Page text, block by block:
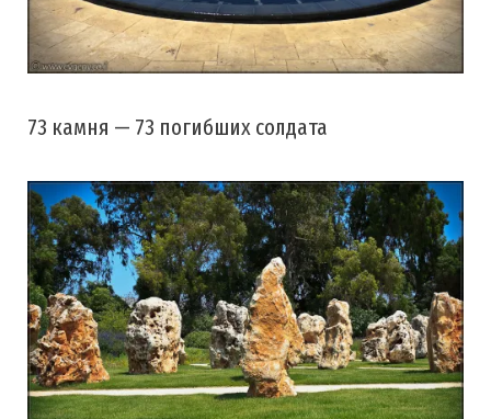
73 камня — 73 погибших солдата